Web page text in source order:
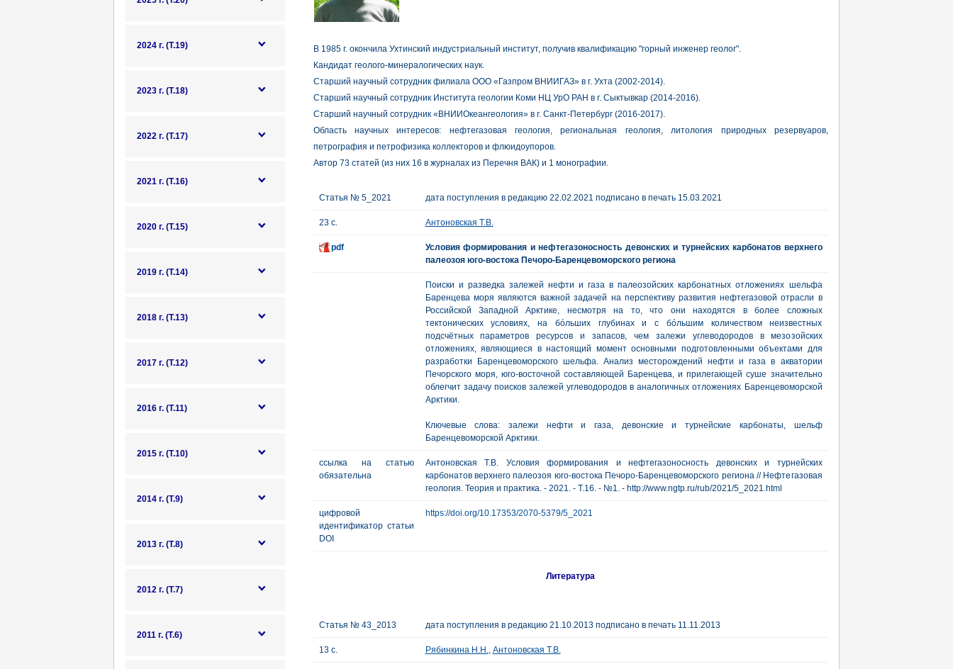
2024 г. (Т.19)
2023 г. (Т.18)
2022 г. (Т.17)
2021 г. (Т.16)
2020 г. (Т.15)
2019 г. (Т.14)
2018 г. (Т.13)
2017 г. (Т.12)
2016 г. (Т.11)
2015 г. (Т.10)
2014 г. (Т.9)
2013 г. (Т.8)
2012 г. (Т.7)
2011 г. (Т.6)
В 1985 г. окончила Ухтинский индустриальный институт, получив квалификацию "горный инженер геолог".
Кандидат геолого-минералогических наук.
Старший научный сотрудник филиала ООО «Газпром ВНИИГАЗ» в г. Ухта (2002-2014).
Старший научный сотрудник Института геологии Коми НЦ УрО РАН в г. Сыктывкар (2014-2016).
Старший научный сотрудник «ВНИИОкеангеология» в г. Санкт-Петербург (2016-2017).
Область научных интересов: нефтегазовая геология, региональная геология, литология природных резервуаров,
петрография и петрофизика коллекторов и флюидоупоров.
Автор 73 статей (из них 16 в журналах из Перечня ВАК) и 1 монографии.
Статья № 5_2021 дата поступления в редакцию 22.02.2021 подписано в печать 15.03.2021
23 с. Антоновская Т.В.
pdf
Условия формирования и нефтегазоносность девонских и турнейских карбонатов верхнего
палеозоя юго-востока Печоро-Баренцевоморского региона
Поиски и разведка залежей нефти и газа в палеозойских карбонатных отложениях шельфа
Баренцева моря являются важной задачей на перспективу развития нефтегазовой отрасли в
Российской Западной Арктике, несмотря на то, что они находятся в более сложных
тектонических условиях, на бóльших глубинах и с бóльшим количеством неизвестных
подсчётных параметров ресурсов и запасов, чем залежи углеводородов в мезозойских
отложениях, являющиеся в настоящий момент основными подготовленными объектами для
разработки Баренцевоморского шельфа. Анализ месторождений нефти и газа в акватории
Печорского моря, юго-восточной составляющей Баренцева, и прилегающей суше значительно
облегчит задачу поисков залежей углеводородов в аналогичных отложениях Баренцевоморской
Арктики.
Ключевые слова: залежи нефти и газа, девонские и турнейские карбонаты, шельф
Баренцевоморской Арктики.
ссылка на статью
обязательна
Антоновская Т.В. Условия формирования и нефтегазоносность девонских и турнейских
карбонатов верхнего палеозоя юго-востока Печоро-Баренцевоморского региона // Нефтегазовая
геология. Теория и практика. - 2021. - Т.16. - №1. - http://www.ngtp.ru/rub/2021/5_2021.html
цифровой
идентификатор статьи
DOI
https://doi.org/10.17353/2070-5379/5_2021
Литература
Статья № 43_2013 дата поступления в редакцию 21.10.2013 подписано в печать 11.11.2013
13 с. Рябинкина Н.Н., Антоновская Т.В.